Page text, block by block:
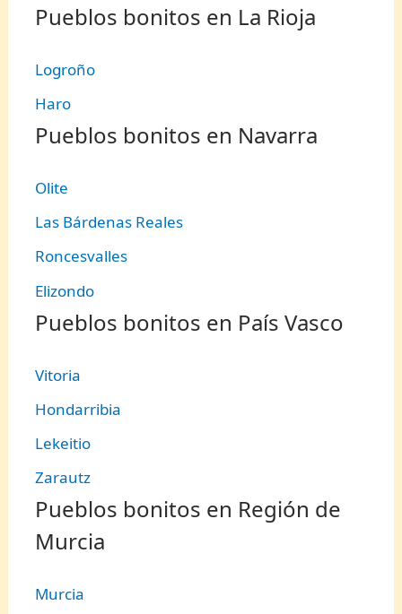
Pueblos bonitos en La Rioja
Logroño
Haro
Pueblos bonitos en Navarra
Olite
Las Bárdenas Reales
Roncesvalles
Elizondo
Pueblos bonitos en País Vasco
Vitoria
Hondarribia
Lekeitio
Zarautz
Pueblos bonitos en Región de
Murcia
Murcia